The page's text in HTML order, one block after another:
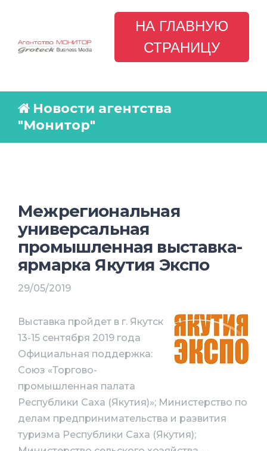
НА ГЛАВНУЮ
СТРАНИЦУ
Новости агентства
"Монитор"
Межрегиональная
универсальная
промышленная выставка-
ярмарка Якутия Экспо
29/05/2019
Выставка пройдет в г. Якутск
13-15 сентября 2019 года
Официальная поддержка:
Союз «Торгово-
промышленная палата
Республики Саха (Якутия)»; Министерство по
делам предпринимательства и развития
туризма Республики Саха (Якутия);